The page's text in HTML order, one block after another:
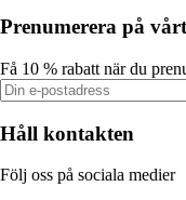
Prenumerera på
Få 10 % rabatt när du
Håll kontakten
Följ oss på sociala medier